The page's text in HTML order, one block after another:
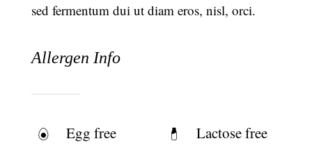
sed fermentum dui ut diam eros, nisl, orci.
Allergen Info
Egg free
Lactose free